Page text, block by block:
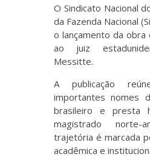
O Sindicato Nacional
da Fazenda Nacional
o lançamento da obra
ao juiz
Messitte.
A publicação
importantes nomes
brasileiro e presta
magistrado norte-
trajetória é marcada
acadêmica e